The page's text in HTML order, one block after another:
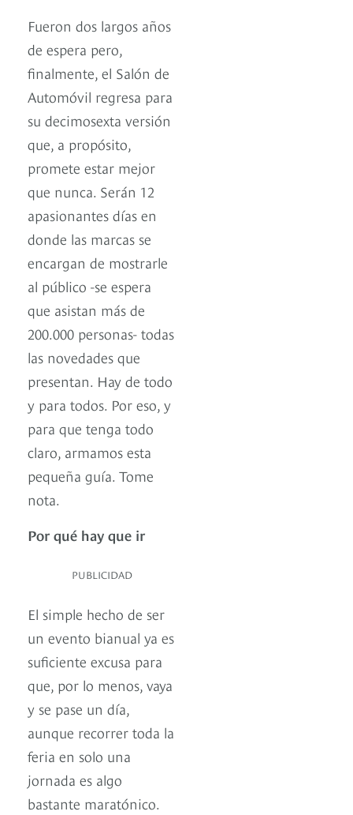
Fueron dos largos años
de espera pero,
finalmente, el Salón de
Automóvil regresa para
su decimosexta versión
que, a propósito,
promete estar mejor
que nunca. Serán 12
apasionantes días en
donde las marcas se
encargan de mostrarle
al público -se espera
que asistan más de
200.000 personas- todas
las novedades que
presentan. Hay de todo
y para todos. Por eso, y
para que tenga todo
claro, armamos esta
pequeña guía. Tome
nota.
Por qué hay que ir
PUBLICIDAD
El simple hecho de ser
un evento bianual ya es
suficiente excusa para
que, por lo menos, vaya
y se pase un día,
aunque recorrer toda la
feria en solo una
jornada es algo
bastante maratónico.